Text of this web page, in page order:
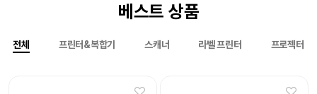
베스트 상품
전체 프린터&복합기 스캐너 라벨 프린터 프로젝터